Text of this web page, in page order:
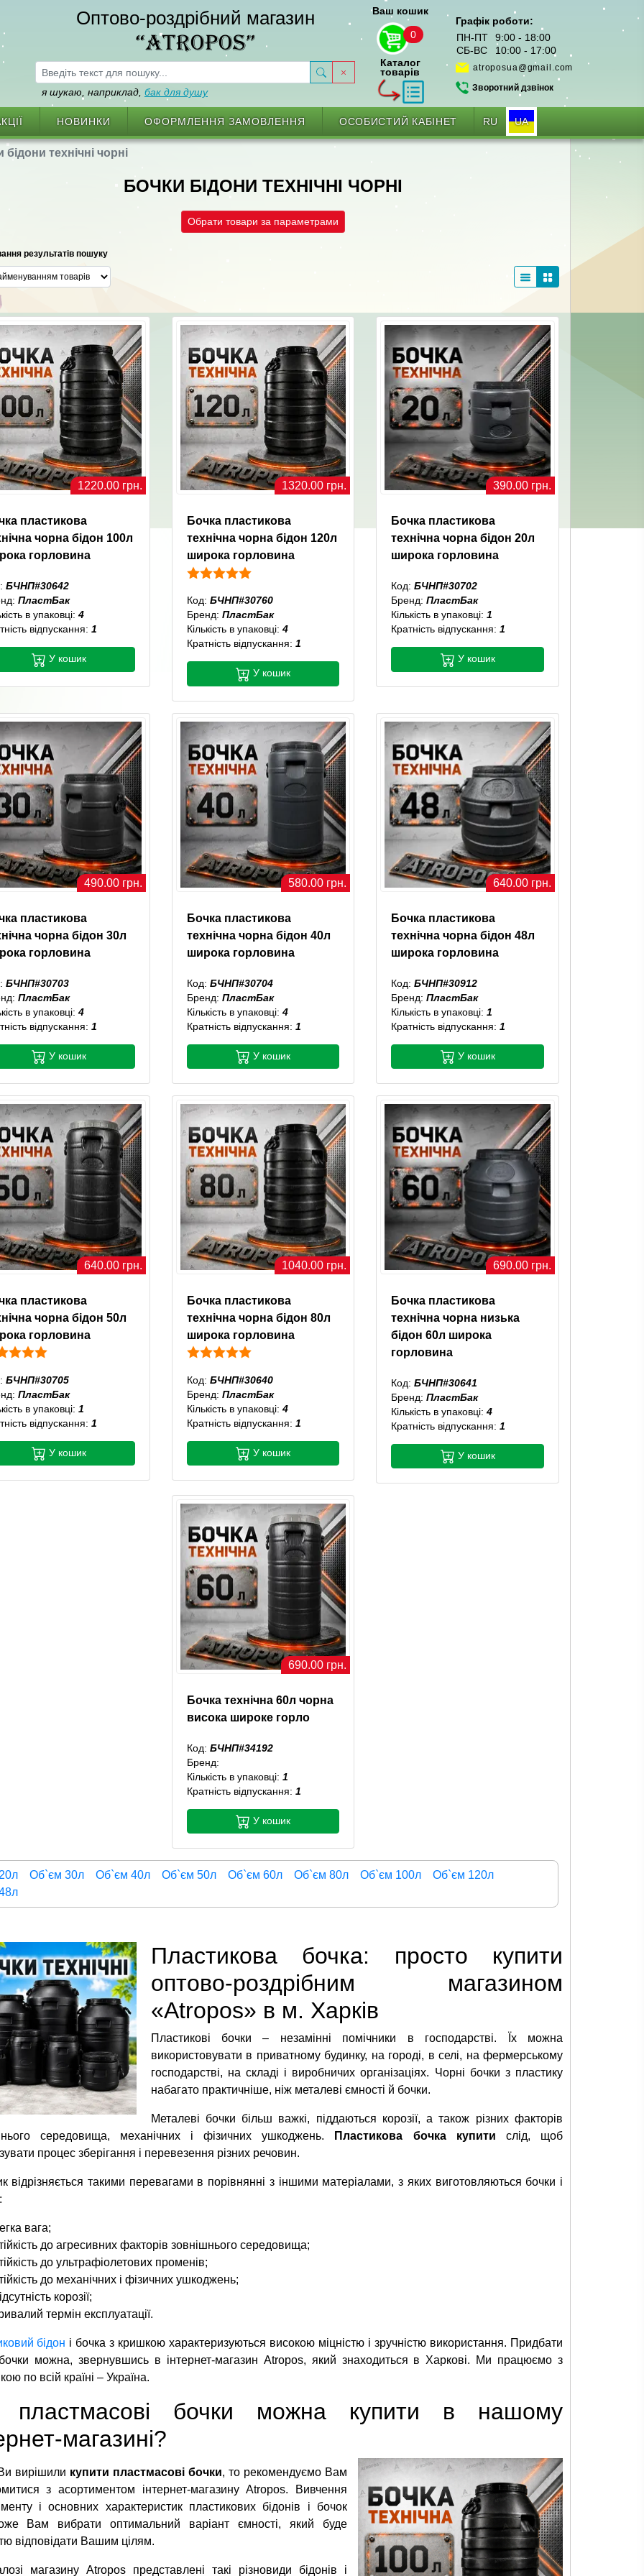
Оптово-роздрібний магазин
“ATROPOS”
я шукаю, наприклад, бак для душу
Ваш кошик
0
Каталог
товарів
Графік роботи:
ПН-ПТ
9:00 - 18:00
СБ-ВС
10:00 - 17:00
atroposua@gmail.com
Зворотний дзвінок
НОВИНКИ ОФОРМЛЕННЯ ЗАМОВЛЕННЯ ОСОБИСТИЙ КАБІНЕТ RU UA
бідони технічні чорні
БОЧКИ БІДОНИ ТЕХНІЧНІ ЧОРНІ
Обрати товари за параметрами
результатів пошуку
1220.00 грн.
пластикова
чорна бідон 100л
горловина
БЧНП#30642
ПластБак
в упаковці: 4
відпускання: 1
У кошик
1320.00 грн.
Бочка пластикова
технічна чорна бідон 120л
широка горловина
Код: БЧНП#30760
Бренд: ПластБак
Кількість в упаковці: 4
Кратність відпускання: 1
У кошик
390.00 грн.
Бочка пластикова
технічна чорна бідон 20л
широка горловина
Код:БЧНП#30702
Бренд:ПластБак
Кількість в упаковці:1
Кратність відпускання:1
У кошик
490.00 грн.
пластикова
чорна бідон 30л
горловина
БЧНП#30703
ПластБак
в упаковці: 4
відпускання: 1
У кошик
580.00 грн.
Бочка пластикова
технічна чорна бідон 40л
широка горловина
Код: БЧНП#30704
Бренд: ПластБак
Кількість в упаковці: 4
Кратність відпускання: 1
У кошик
640.00 грн.
Бочка пластикова
технічна чорна бідон 48л
широка горловина
Код:БЧНП#30912
Бренд:ПластБак
Кількість в упаковці:1
Кратність відпускання:1
У кошик
640.00 грн.
пластикова
чорна бідон 50л
горловина
БЧНП#30705
ПластБак
в упаковці: 1
відпускання: 1
У кошик
1040.00 грн.
Бочка пластикова
технічна чорна бідон 80л
широка горловина
Код: БЧНП#30640
Бренд: ПластБак
Кількість в упаковці: 4
Кратність відпускання: 1
У кошик
690.00 грн.
Бочка пластикова
технічна чорна низька
бідон 60л широка
горловина
Код:БЧНП#30641
Бренд:ПластБак
Кількість в упаковці:4
Кратність відпускання:1
У кошик
690.00 грн.
Бочка технічна 60л чорна
висока широке горло
Код: БЧНП#34192
Бренд:
Кількість в упаковці: 1
Кратність відпускання: 1
У кошик
Об`єм 30л Об`єм 40л Об`єм 50л Об`єм 60л Об`єм 80л Об`єм 100л
Об`єм 120л
Пластикова бочка: просто купити
оптово-роздрібним магазином
«Atropos» в м. Харків
Пластикові бочки – незамінні помічники в господарстві. Їх можна
використовувати в приватному будинку, на городі, в селі, на фермерському
господарстві, на складі і виробничих організаціях. Чорні бочки з пластику
набагато практичніше, ніж металеві ємності й бочки.
Металеві бочки більш важкі, піддаються корозії, а також різних факторів
середовища, механічних і фізичних ушкоджень.
Пластикова бочка купити слід, щоб
процес зберігання і перевезення різних речовин.
відрізняється такими перевагами в порівнянні з іншими матеріалами, з яких виготовляються бочки і
вага;
до агресивних факторів зовнішнього середовища;
до ультрафіолетових променів;
до механічних і фізичних ушкоджень;
корозії;
термін експлуатації.
бідон і бочка з кришкою характеризуються високою міцністю і зручністю використання. Придбати
бочки можна, звернувшись в інтернет-магазин Atropos, який знаходиться в Харкові. Ми працюємо з
по всій країні – Україна.
пластмасові бочки можна купити в нашому
магазині?
вирішили купити пластмасові бочки, то рекомендуємо Вам
з асортиментом інтернет-магазину Atropos. Вивчення
і основних характеристик пластикових бідонів і бочок
Вам вибрати оптимальний варіант ємності, який буде
відповідати Вашим цілям.
магазину Atropos представлені такі різновиди бідонів і